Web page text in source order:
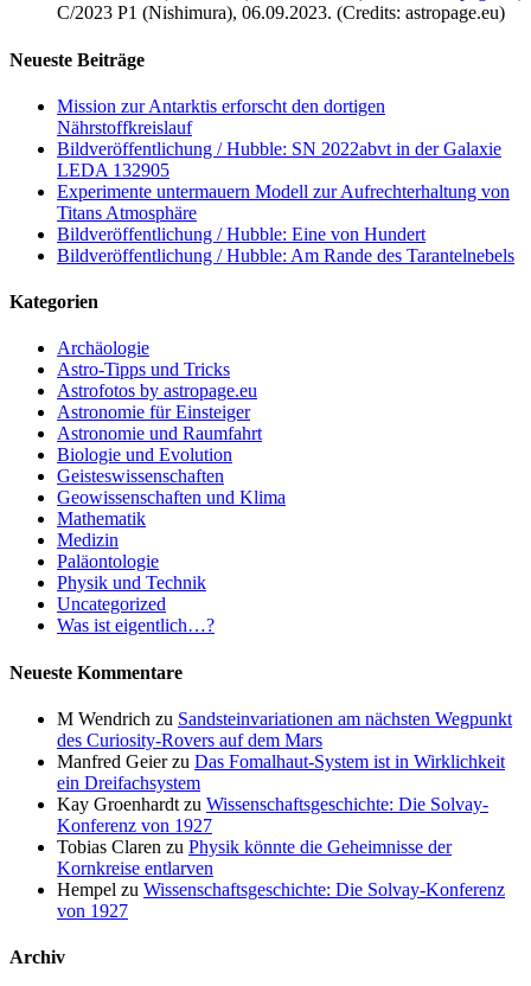
C/2023 P1 (Nishimura), 06.09.2023. (Credits: astropage.eu)
Neueste Beiträge
Mission zur Antarktis erforscht den dortigen
Nährstoffkreislauf
Bildveröffentlichung / Hubble: SN 2022abvt in der Galaxie
LEDA 132905
Experimente untermauern Modell zur Aufrechterhaltung von
Titans Atmosphäre
Bildveröffentlichung / Hubble: Eine von Hundert
Bildveröffentlichung / Hubble: Am Rande des Tarantelnebels
Kategorien
Archäologie
Astro-Tipps und Tricks
Astrofotos by astropage.eu
Astronomie für Einsteiger
Astronomie und Raumfahrt
Biologie und Evolution
Geisteswissenschaften
Geowissenschaften und Klima
Mathematik
Medizin
Paläontologie
Physik und Technik
Uncategorized
Was ist eigentlich…?
Neueste Kommentare
M Wendrich zu Sandsteinvariationen am nächsten Wegpunkt
des Curiosity-Rovers auf dem Mars
Manfred Geierzu Das Fomalhaut-System ist in Wirklichkeit
ein Dreifachsystem
Kay Groenhardt zu Wissenschaftsgeschichte: Die Solvay-
Konferenz von 1927
Tobias Claren zu Physik könnte die Geheimnisse der
Kornkreise entlarven
Hempel zu Wissenschaftsgeschichte: Die Solvay-Konferenz
von 1927
Archiv